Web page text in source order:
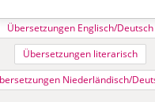
Übersetzungen Englisch/Deutsch
Übersetzungen literarisch
Niederländisch/